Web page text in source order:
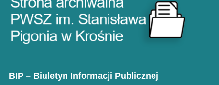
BIP – Biuletyn Informacji Publicznej